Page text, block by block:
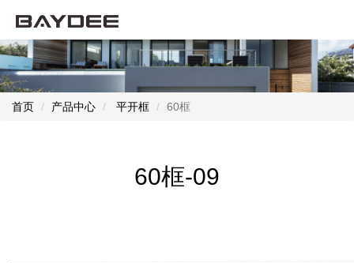
首页 产品中心 平开框 60框
60框-09